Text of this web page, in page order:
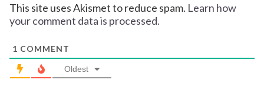
This site uses Akismet to reduce spam. Learn how
your comment data is processed.
1 COMMENT
Oldest